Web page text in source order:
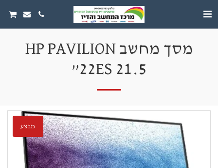
מסך מחשב HP PAVILION
22ES 21.5”
מבצע